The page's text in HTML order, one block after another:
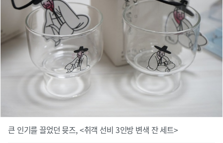
큰 인기를 끌었던 뮷즈, <취객 선비 3인방 변색 잔 세트>